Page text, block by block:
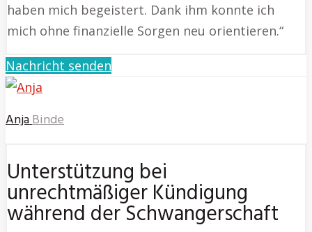
haben mich begeistert. Dank ihm konnte ich
mich ohne finanzielle Sorgen neu orientieren.“
Nachricht senden
AnjaBinde
Unterstützung bei
unrechtmäßiger Kündigung
während der Schwangerschaft